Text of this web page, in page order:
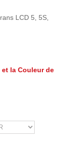
LCD 5, 5S,
la Couleur de